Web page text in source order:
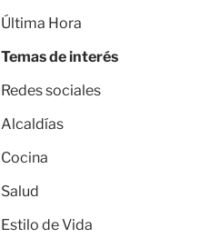
Última Hora
Temas de interés
Redes sociales
Alcaldías
Cocina
Salud
Estilo de Vida